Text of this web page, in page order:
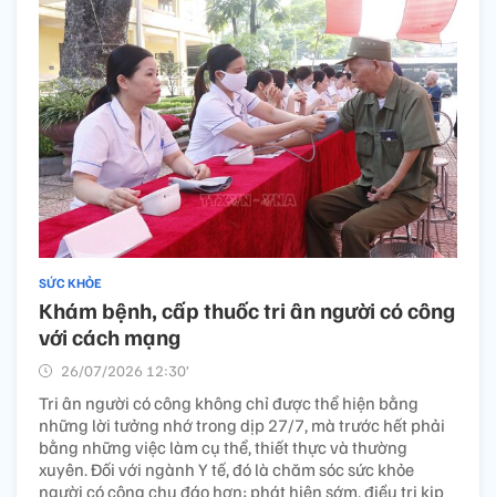
SỨC KHỎE
Khám bệnh, cấp thuốc tri ân người có công
với cách mạng
26/07/2026 12:30’
Tri ân người có công không chỉ được thể hiện bằng
những lời tưởng nhớ trong dịp 27/7, mà trước hết phải
bằng những việc làm cụ thể, thiết thực và thường
xuyên. Đối với ngành Y tế, đó là chăm sóc sức khỏe
người có công chu đáo hơn; phát hiện sớm, điều trị kịp